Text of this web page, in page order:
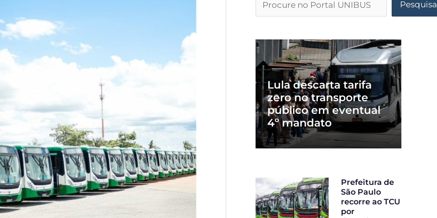
Lula descarta tarifa
zero no transporte
público em eventual
4º mandato
Prefeitura de
São Paulo
recorre ao TCU
por